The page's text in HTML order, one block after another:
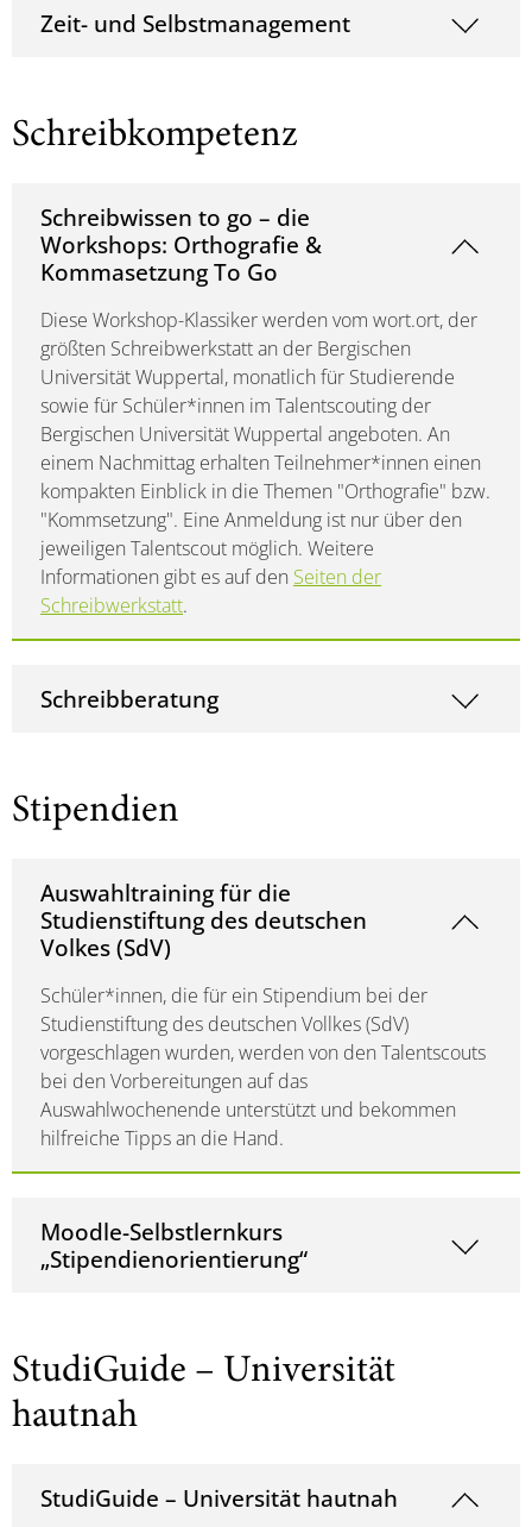
Zeit- und Selbstmanagement
Schreibkompetenz
Schreibwissen to go – die
Workshops: Orthografie &
Kommasetzung To Go
Diese Workshop-Klassiker werden vom wort.ort, der
größten Schreibwerkstatt an der Bergischen
Universität Wuppertal, monatlich für Studierende
sowie für Schüler*innen im Talentscouting der
Bergischen Universität Wuppertal angeboten. An
einem Nachmittag erhalten Teilnehmer*innen einen
kompakten Einblick in die Themen "Orthografie" bzw.
"Kommsetzung". Eine Anmeldung ist nur über den
jeweiligen Talentscout möglich. Weitere
Informationen gibt es auf den Seiten der
Schreibwerkstatt.
Schreibberatung
Stipendien
Auswahltraining für die
Studienstiftung des deutschen
Volkes (SdV)
Schüler*innen, die für ein Stipendium bei der
Studienstiftung des deutschen Vollkes (SdV)
vorgeschlagen wurden, werden von den Talentscouts
bei den Vorbereitungen auf das
Auswahlwochenende unterstützt und bekommen
hilfreiche Tipps an die Hand.
Moodle-Selbstlernkurs
„Stipendienorientierung“
StudiGuide – Universität
hautnah
StudiGuide – Universität hautnah